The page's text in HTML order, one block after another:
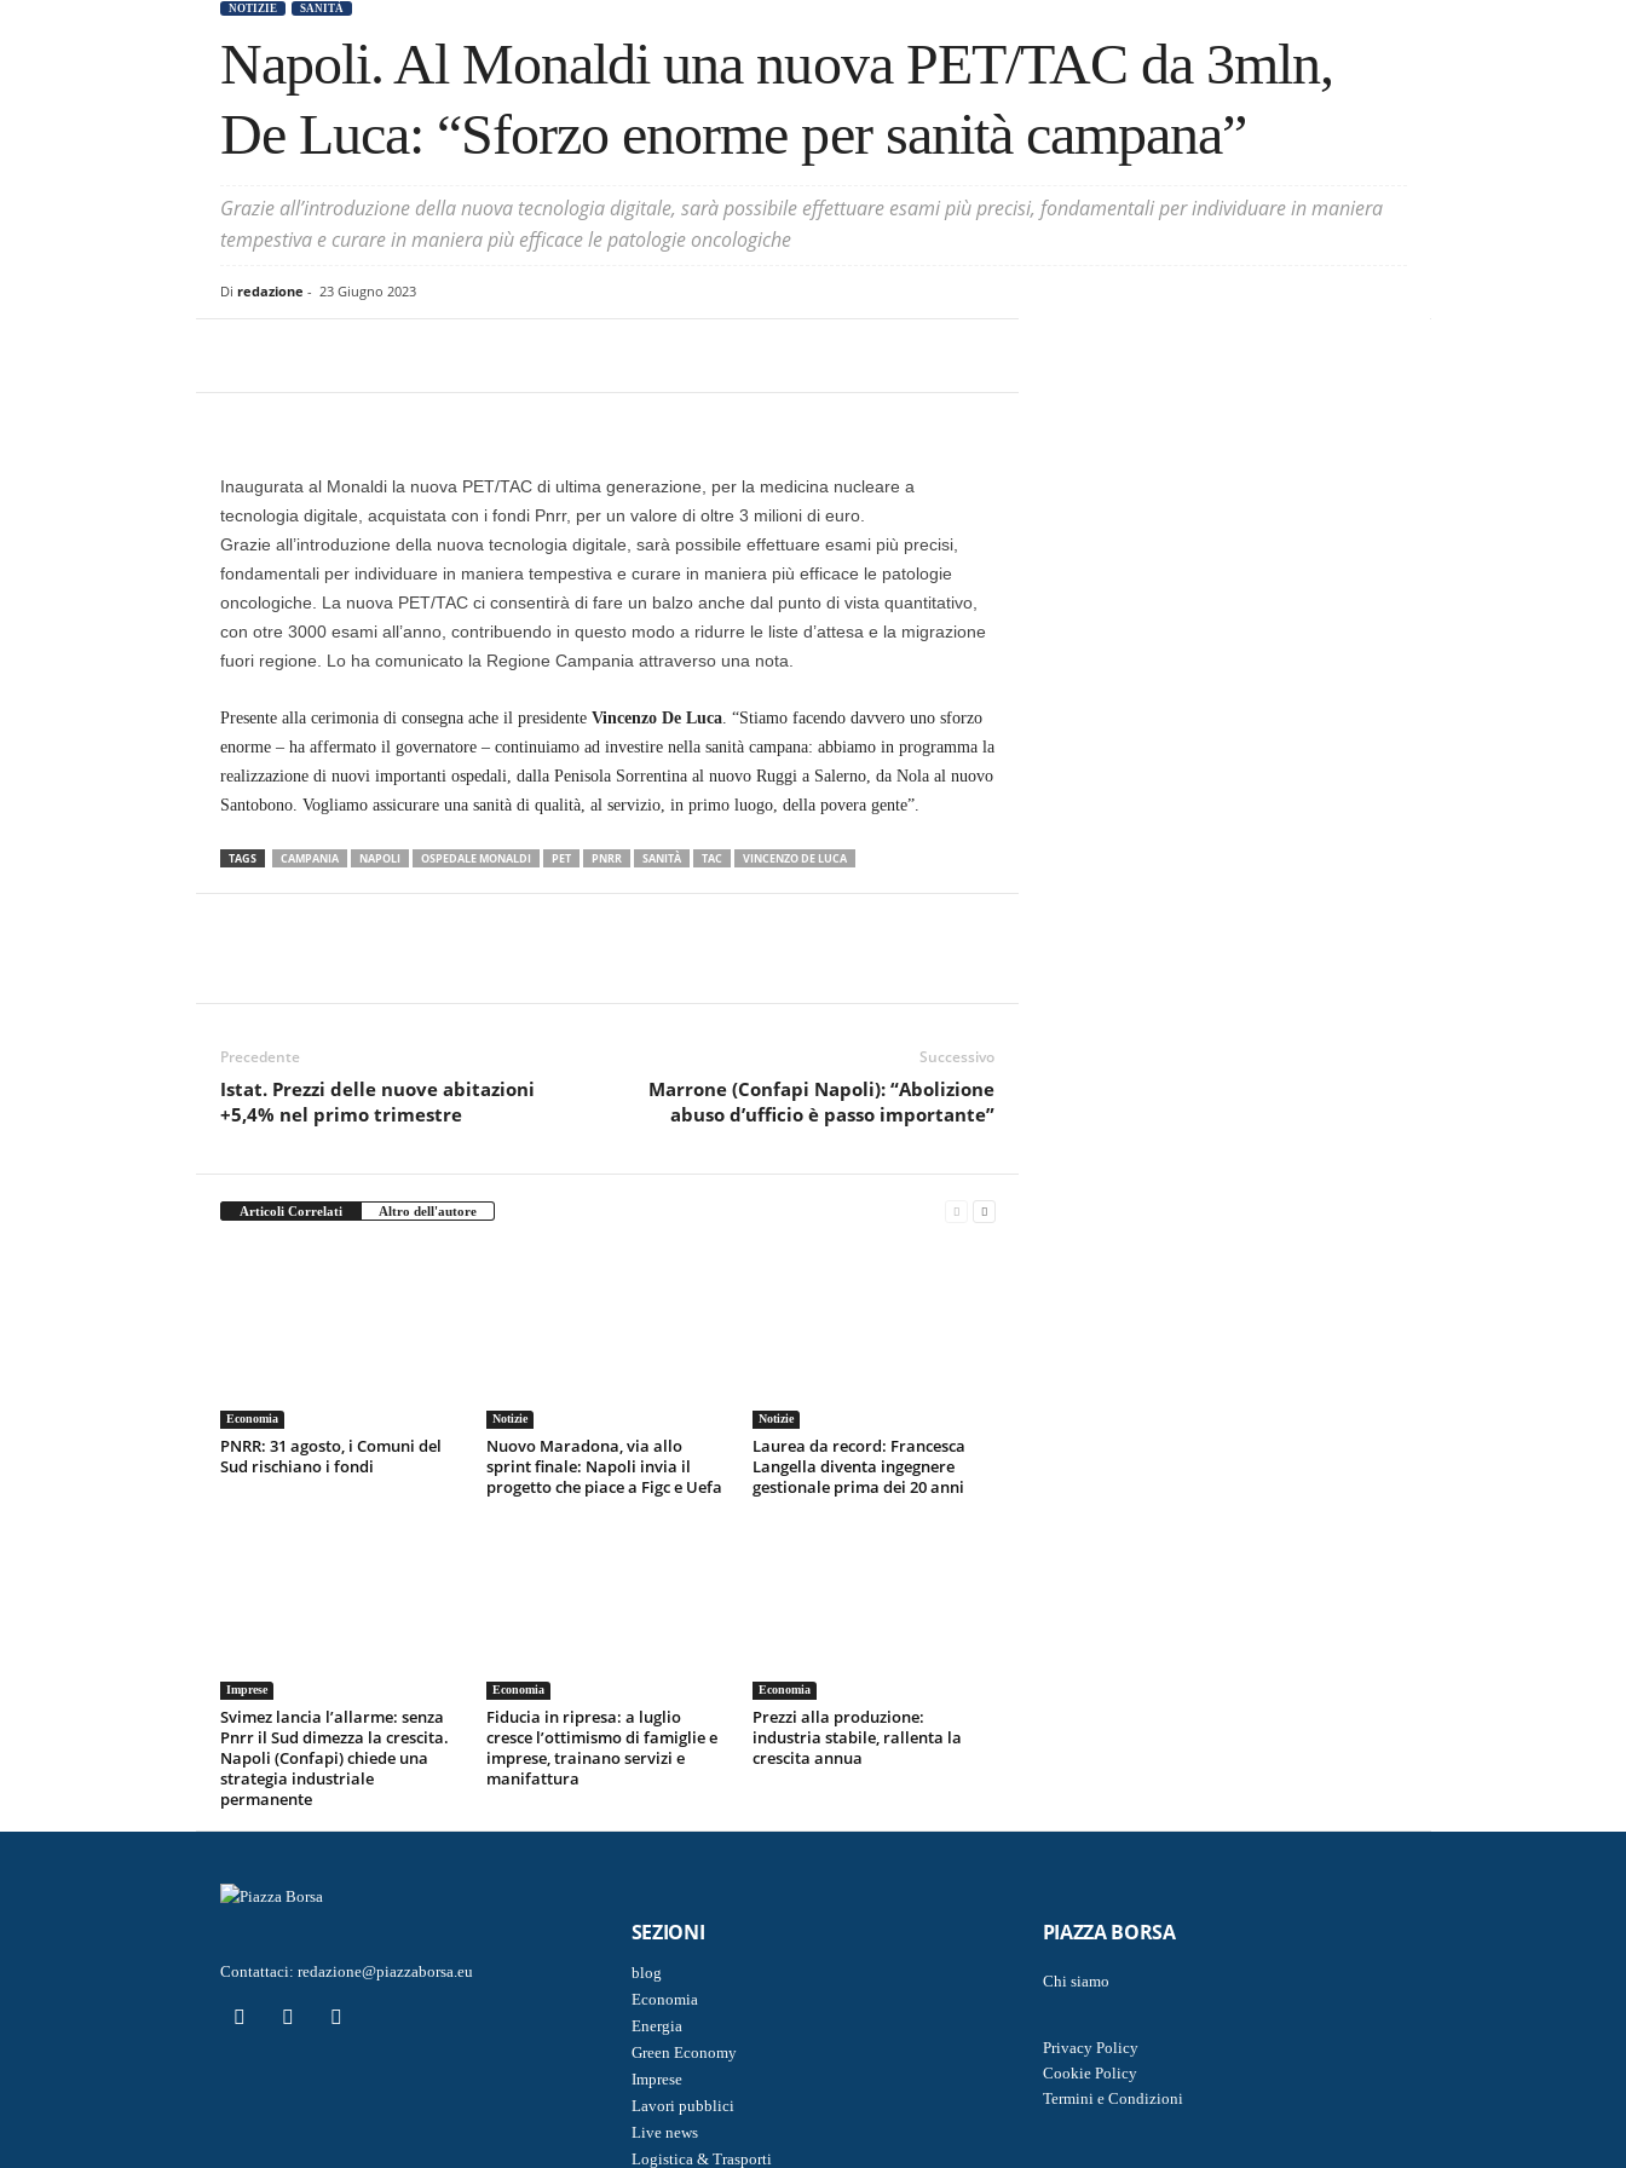
NOTIZIE SANITÀ
Napoli. Al Monaldi una nuova PET/TAC da 3mln,
De Luca: “Sforzo enorme per sanità campana”
Grazie all’introduzione della nuova tecnologia digitale, sarà possibile effettuare esami più precisi, fondamentali per individuare in maniera
tempestiva e curare in maniera più efficace le patologie oncologiche
Di redazione - 23 Giugno 2023
Inaugurata al Monaldi la nuova PET/TAC di ultima generazione, per la medicina nucleare a
tecnologia digitale, acquistata con i fondi Pnrr, per un valore di oltre 3 milioni di euro.
Grazie all’introduzione della nuova tecnologia digitale, sarà possibile effettuare esami più precisi,
fondamentali per individuare in maniera tempestiva e curare in maniera più efficace le patologie
oncologiche. La nuova PET/TAC ci consentirà di fare un balzo anche dal punto di vista quantitativo,
con otre 3000 esami all’anno, contribuendo in questo modo a ridurre le liste d’attesa e la migrazione
fuori regione. Lo ha comunicato la Regione Campania attraverso una nota.
Presente alla cerimonia di consegna ache il presidente Vincenzo De Luca. “Stiamo facendo davvero uno sforzo
enorme – ha affermato il governatore – continuiamo ad investire nella sanità campana: abbiamo in programma la
realizzazione di nuovi importanti ospedali, dalla Penisola Sorrentina al nuovo Ruggi a Salerno, da Nola al nuovo
Santobono. Vogliamo assicurare una sanità di qualità, al servizio, in primo luogo, della povera gente”.
TAGS CAMPANIA NAPOLI OSPEDALE MONALDI PET PNRR SANITÀ TAC VINCENZO DE LUCA
Precedente
Istat. Prezzi delle nuove abitazioni
+5,4% nel primo trimestre
Successivo
Marrone (Confapi Napoli): “Abolizione
abuso d’ufficio è passo importante”
Articoli Correlati Altro dell'autore
Economia
PNRR: 31 agosto, i Comuni del
Sud rischiano i fondi
Notizie
Nuovo Maradona, via allo
sprint finale: Napoli invia il
progetto che piace a Figc e Uefa
Notizie
Laurea da record: Francesca
Langella diventa ingegnere
gestionale prima dei 20 anni
Imprese
Svimez lancia l’allarme: senza
Pnrr il Sud dimezza la crescita.
Napoli (Confapi) chiede una
strategia industriale
permanente
Economia
Fiducia in ripresa: a luglio
cresce l’ottimismo di famiglie e
imprese, trainano servizi e
manifattura
Economia
Prezzi alla produzione:
industria stabile, rallenta la
crescita annua
Contattaci: redazione@piazzaborsa.eu
SEZIONI
blog
Economia
Energia
Green Economy
Imprese
Lavori pubblici
Live news
Logistica & Trasporti
PIAZZA BORSA
Chi siamo
Privacy Policy
Cookie Policy
Termini e Condizioni